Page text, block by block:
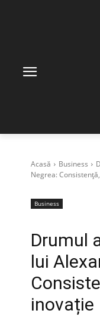
Acasă Business
Negrea:
Business
Drumul
lui
inovație